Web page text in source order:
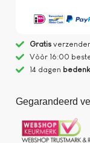
Gratis
Vòòr 16:00
14 dagen
Gegarandeerd